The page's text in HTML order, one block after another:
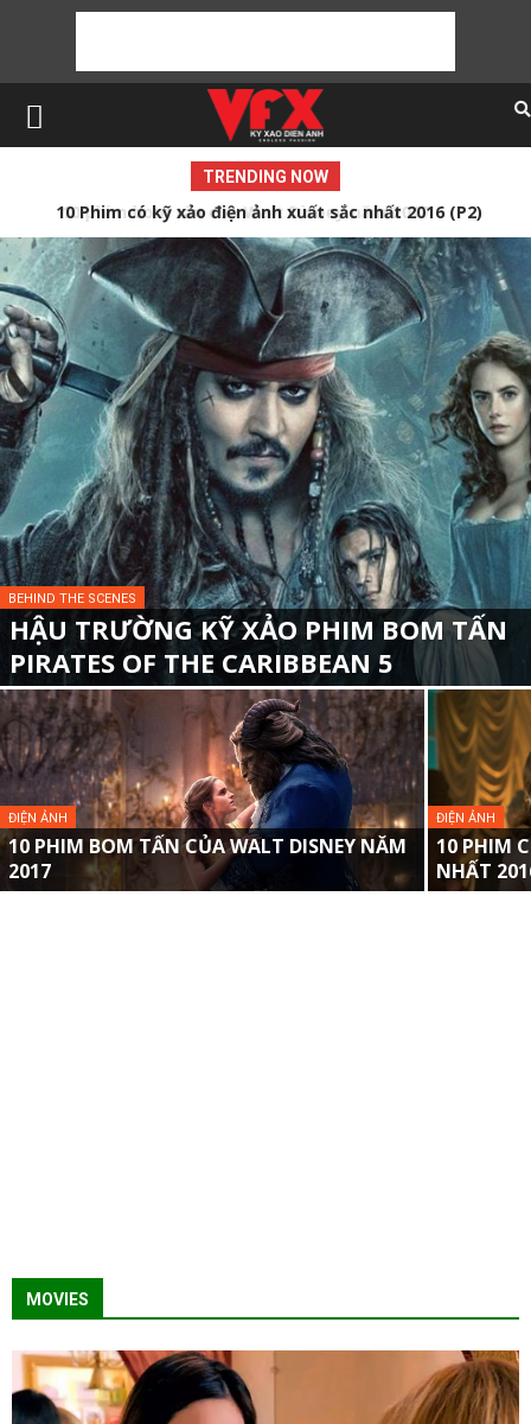
TRENDING NOW
10 Phim có kỹ xảo điện ảnh xuất sắc nhất 2016 (P2)
BEHIND THE SCENES
HẬU TRƯỜNG KỸ XẢO PHIM BOM TẤN
PIRATES OF THE CARIBBEAN 5
ĐIỆN ẢNH
10 PHIM BOM TẤN CỦA WALT DISNEY NĂM
2017
ĐIỆN ẢNH
10 PHIM
NHẤT
MOVIES